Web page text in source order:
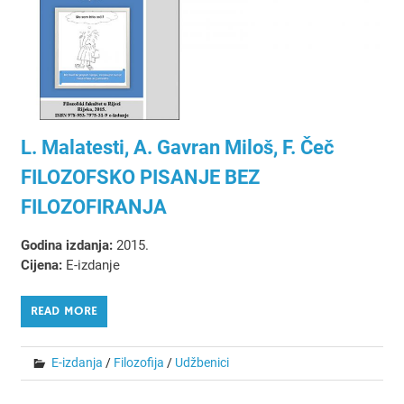
L. Malatesti, A. Gavran Miloš, F. Čeč
FILOZOFSKO PISANJE BEZ
FILOZOFIRANJA
Godina izdanja:2015.
Cijena:E-izdanje
READ MORE
E-izdanja / Filozofija / Udžbenici